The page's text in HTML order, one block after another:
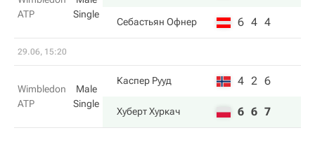
ATP
Single
Себастьян Офнер 6 4 4
29.06, 15:20
Wimbledon
ATP
Male
Single
Каспер Рууд 4 2 6
Хуберт Хуркач 6 6 7